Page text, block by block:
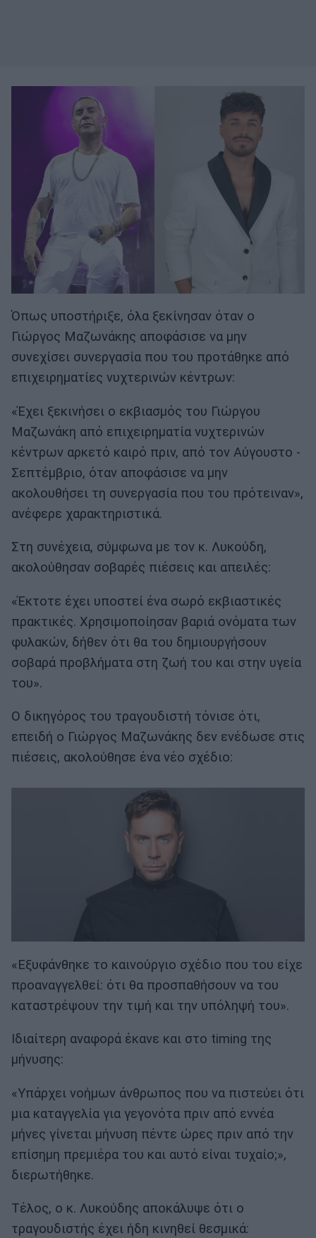
Όπως υποστήριξε, όλα ξεκίνησαν όταν ο
Γιώργος Μαζωνάκης αποφάσισε να μην
συνεχίσει συνεργασία που του προτάθηκε από
επιχειρηματίες νυχτερινών κέντρων:
«Έχει ξεκινήσει ο εκβιασμός του Γιώργου
Μαζωνάκη από επιχειρηματία νυχτερινών
κέντρων αρκετό καιρό πριν, από τον Αύγουστο -
Σεπτέμβριο, όταν αποφάσισε να μην
ακολουθήσει τη συνεργασία που του πρότειναν»,
ανέφερε χαρακτηριστικά.
Στη συνέχεια, σύμφωνα με τον κ. Λυκούδη,
ακολούθησαν σοβαρές πιέσεις και απειλές:
«Έκτοτε έχει υποστεί ένα σωρό εκβιαστικές
πρακτικές. Χρησιμοποίησαν βαριά ονόματα των
φυλακών, δήθεν ότι θα του δημιουργήσουν
σοβαρά προβλήματα στη ζωή του και στην υγεία
του».
Ο δικηγόρος του τραγουδιστή τόνισε ότι,
επειδή ο Γιώργος Μαζωνάκης δεν ενέδωσε στις
πιέσεις, ακολούθησε ένα νέο σχέδιο:
«Εξυφάνθηκε το καινούργιο σχέδιο που του είχε
προαναγγελθεί: ότι θα προσπαθήσουν να του
καταστρέψουν την τιμή και την υπόληψή του».
Ιδιαίτερη αναφορά έκανε και στο timing της
μήνυσης:
«Υπάρχει νοήμων άνθρωπος που να πιστεύει ότι
μια καταγγελία για γεγονότα πριν από εννέα
μήνες γίνεται μήνυση πέντε ώρες πριν από την
επίσημη πρεμιέρα του και αυτό είναι τυχαίο;»,
διερωτήθηκε.
Τέλος, ο κ. Λυκούδης αποκάλυψε ότι ο
τραγουδιστής έχει ήδη κινηθεί θεσμικά: